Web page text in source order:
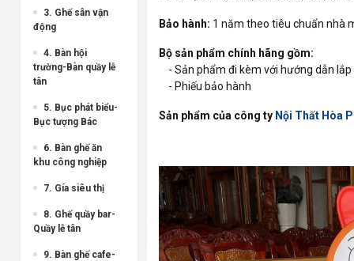
3. Ghế sân vận
động
4. Bàn hội
trường-Bàn quầy lễ
tân
5. Bục phát biểu-
Bục tượng Bác
6. Bàn ghế ăn
khu công nghiệp
7. Gía siêu thị
8. Ghế quầy bar-
Quầy lễ tân
9. Bàn ghế cafe-
Bảo hành: 1 năm theo tiêu chuẩn nhà
Bộ sản phẩm chính hãng gồm:
- Sản phẩm đi kèm với hướng dẫn lắp
- Phiếu bảo hành
Sản phẩm của công ty Nội Thất Hòa